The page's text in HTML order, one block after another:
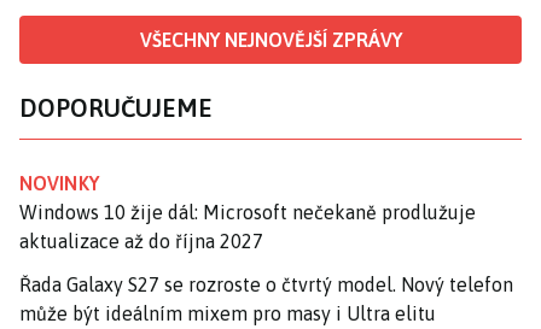
VŠECHNY NEJNOVĚJŠÍ ZPRÁVY
DOPORUČUJEME
NOVINKY
Windows 10 žije dál: Microsoft nečekaně prodlužuje
aktualizace až do října 2027
Řada Galaxy S27 se rozroste o čtvrtý model. Nový telefon
může být ideálním mixem pro masy i Ultra elitu